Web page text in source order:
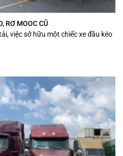
RƠ MOOC CŨ
việc sở hữu một chiếc xe đầu kéo